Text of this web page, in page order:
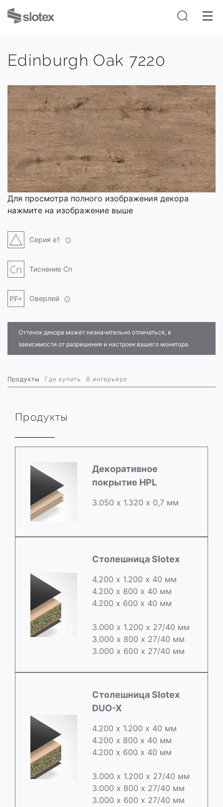
Edinburgh Oak 7220
Для просмотра полного изображения декора
нажмите на изображение выше
Серия e1
Тиснение Cn
Оверлей
Оттенок декора может незначительно отличаться, в
зависимости от разрешения и настроек вашего монитора.
Продукты Где купить В интерьере
Продукты
Декоративное
покрытие HPL
3.050 х 1.320 х 0,7 мм
Столешница Slotex
4.200 х 1.200 х 40 мм
4.200 х 800 х 40 мм
4.200 х 600 х 40 мм
3.000 х 1.200 х 27/40 мм
3.000 х 800 х 27/40 мм
3.000 х 600 х 27/40 мм
Cтолешница Slotex
DUO-X
4.200 х 1.200 х 40 мм
4.200 х 800 х 40 мм
4.200 х 600 х 40 мм
3.000 х 1.200 х 27/40 мм
3.000 х 800 х 27/40 мм
3.000 х 600 х 27/40 мм